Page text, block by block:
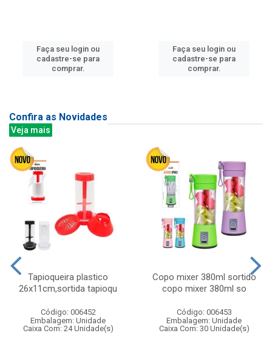
Faça seu login ou
cadastre-se para
comprar.
Faça seu login ou
cadastre-se para
comprar.
Confira as Novidades
Veja mais
Tapioqueira plastico
26x11cm,sortida tapioqu
Código: 006452
Embalagem: Unidade
Caixa Com: 24 Unidade(s)
Copo mixer 380ml sortido
copo mixer 380ml so
Código: 006453
Embalagem: Unidade
Caixa Com: 30 Unidade(s)